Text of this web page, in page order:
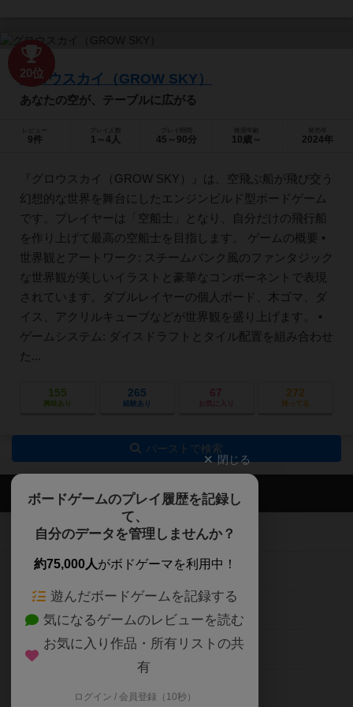
20位
グロウスカイ（GROW SKY）
あなたの空が、テーブルに広がる
9件
プレイ人数
1～4人 45～90分
推奨年齢
10歳～ 2024年
『グロウスカイ（GROW SKY）』は、空飛ぶ船が飛び交う
幻想的な世界を舞台にしたエンジンビルド型ボードゲーム
です。プレイヤーは「空船士」となり、自分だけの飛行船
を作り上げて最高の空船士を目指します。 ゲームの概要 •
世界観とアートワーク: スチームパンク風のファンタジック
な世界観が美しいイラストと豪華なコンポーネントで表現
されています。ダブルレイヤーの個人ボード、木ゴマ、ダ
イス、アクリルキューブなどが世界観を盛り上げます。 •
ゲームシステム: ダイスドラフトとタイル配置を組み合わせ
た...
155
興味あり
265
経験あり
67
お気に入り
272
持ってる
バーストで検索
閉じる
ボードゲームのプレイ履歴を記録し
て、
自分のデータを管理しませんか？
約75,000人がボドゲーマを利用中！
遊んだボードゲームを記録する
気になるゲームのレビューを読む
お気に入り作品・所有リストの共
有
ログイン / 会員登録（10秒）
ボドゲーマTOP
ボードゲームを検索する
ボードゲームの新着レビュー
ボードゲーム会情報
メカニクス特集
掲示板・トピックス